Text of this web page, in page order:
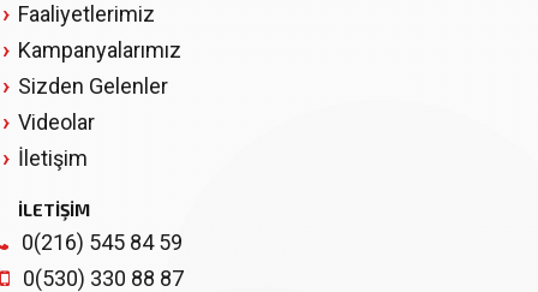
Faaliyetlerimiz
Kampanyalarımız
Sizden Gelenler
Videolar
İletişim
İLETİŞİM
0(216) 545 84 59
0(530) 330 88 87